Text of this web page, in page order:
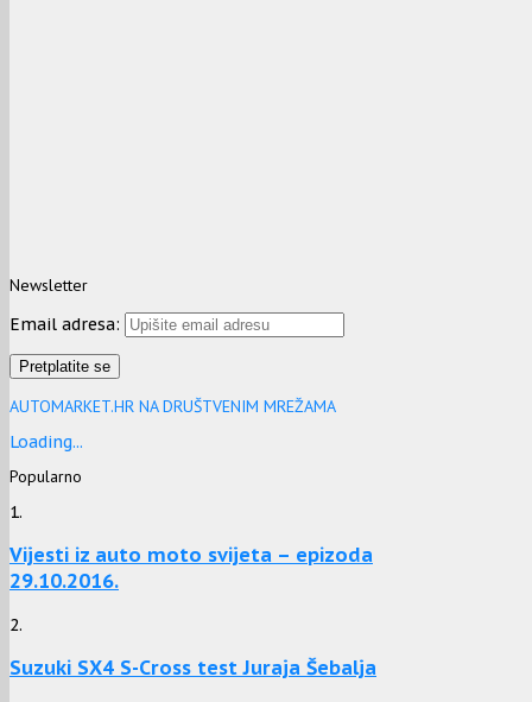
Newsletter
Email adresa:
AUTOMARKET.HR NA DRUŠTVENIM MREŽAMA
Loading...
Popularno
1.
Vijesti iz auto moto svijeta – epizoda
29.10.2016.
2.
Suzuki SX4 S-Cross test Juraja Šebalja